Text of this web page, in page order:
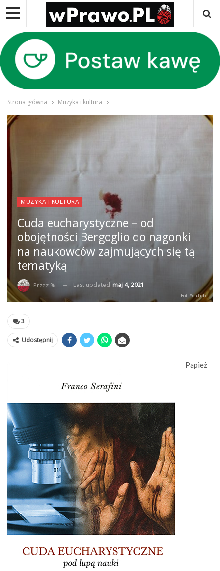
Strona główna Muzyka i kultura
MUZYKA I KULTURA
Cuda eucharystyczne – od
obojętności Bergoglio do nagonki
na naukowców zajmujących się tą
tematyką
Przez % Last updated maj 4, 2021
Fot. YouTube
3
Udostępnij
Papież